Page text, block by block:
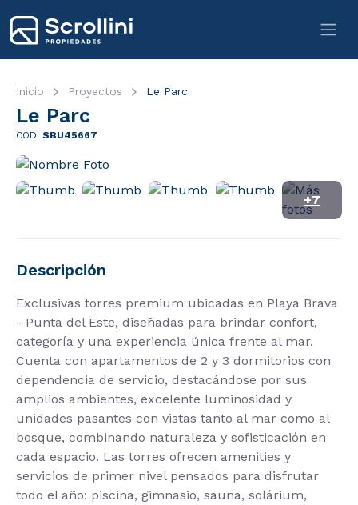
Inicio Proyectos Le Parc
+7
Le Parc
COD: SBU45667
Descripción
Exclusivas torres premium ubicadas en Playa Brava
- Punta del Este, diseñadas para brindar confort,
categoría y una experiencia única frente al mar.
Cuenta con apartamentos de 2 y 3 dormitorios con
dependencia de servicio, destacándose por sus
amplios ambientes, excelente luminosidad y
unidades pasantes con vistas tanto al mar como al
bosque, combinando naturaleza y sofisticación en
cada espacio. Las torres ofrecen amenities y
servicios de primer nivel pensados para disfrutar
todo el año: piscina, gimnasio, sauna, solárium,